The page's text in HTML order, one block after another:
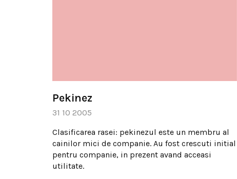
Pekinez
31 10 2005
Clasificarea rasei: pekinezul este un membru al
cainilor mici de companie. Au fost crescuti initial
pentru companie, in prezent avand acceasi
utilitate.